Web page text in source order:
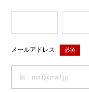
-
メールアドレス 必須